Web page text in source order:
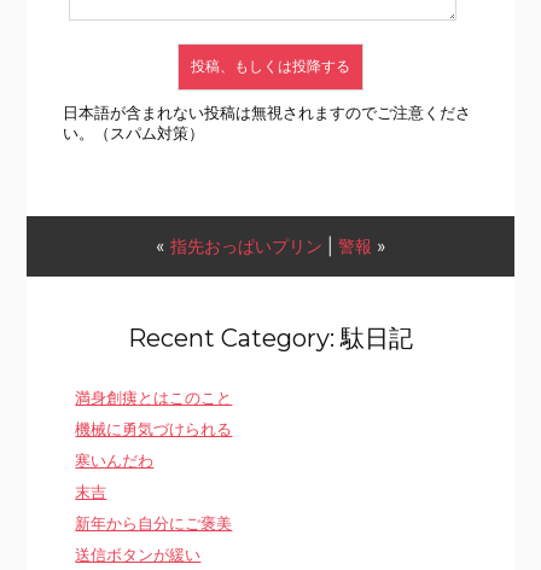
日本語が含まれない投稿は無視されますのでご注意くださ
い。（スパム対策）
« 指先おっぱいプリン 警報 »
Recent Category: 駄日記
満身創痍とはこのこと
機械に勇気づけられる
寒いんだわ
末吉
新年から自分にご褒美
送信ボタンが緩い